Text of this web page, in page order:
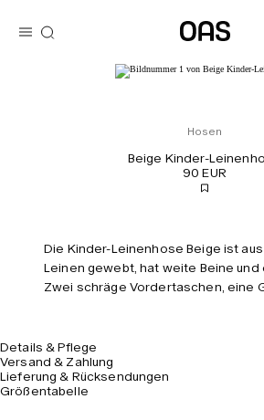
Hosen
Beige Kinder-
90 EUR
Die Kinder-Leinenhose Beige ist
Leinen gewebt, hat weite Beine und
Zwei schräge Vordertaschen, eine
Details & Pflege
Versand & Zahlung
Lieferung & Rücksendungen
Größentabelle